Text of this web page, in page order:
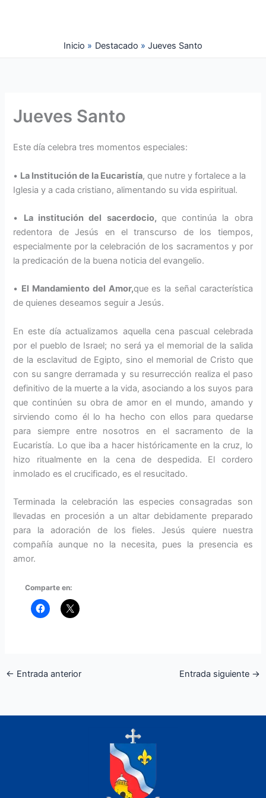
Inicio
Destacado Jueves Santo
Jueves Santo
Este día celebra tres momentos especiales:
• La Institución de la Eucaristía, que nutre y fortalece a la
Iglesia y a cada cristiano, alimentando su vida espiritual.
• La institución del sacerdocio, que continúa la obra
redentora de Jesús en el transcurso de los tiempos,
especialmente por la celebración de los sacramentos y por
la predicación de la buena noticia del evangelio.
• El Mandamiento del Amor,que es la señal característica
de quienes deseamos seguir a Jesús.
En este día actualizamos aquella cena pascual celebrada
por el pueblo de Israel; no será ya el memorial de la salida
de la esclavitud de Egipto, sino el memorial de Cristo que
con su sangre derramada y su resurrección realiza el paso
definitivo de la muerte a la vida, asociando a los suyos para
que continúen su obra de amor en el mundo, amando y
sirviendo como él lo ha hecho con ellos para quedarse
para siempre entre nosotros en el sacramento de la
Eucaristía. Lo que iba a hacer históricamente en la cruz, lo
hizo ritualmente en la cena de despedida. El cordero
inmolado es el crucificado, es el resucitado.
Terminada la celebración las especies consagradas son
llevadas en procesión a un altar debidamente preparado
para la adoración de los fieles. Jesús quiere nuestra
compañía aunque no la necesita, pues la presencia es
amor.
Comparte en:
← Entrada anterior Entrada siguiente →